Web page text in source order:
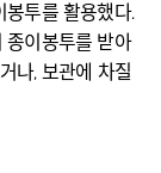
투를 활용했다.
종이봉투를 받아
나, 보관에 차질